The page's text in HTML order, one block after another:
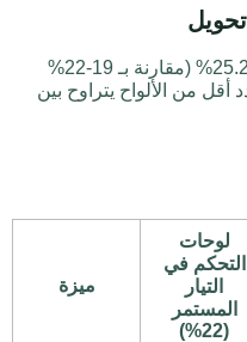
كفاءة وحدة BC التي تتراوح بين 20-25.2% (مقارنة بـ 19-22%
أقل من الألواح يتراوح بين
لوحات
التحكم في
التيار
المستمر
(22%)
ميزة